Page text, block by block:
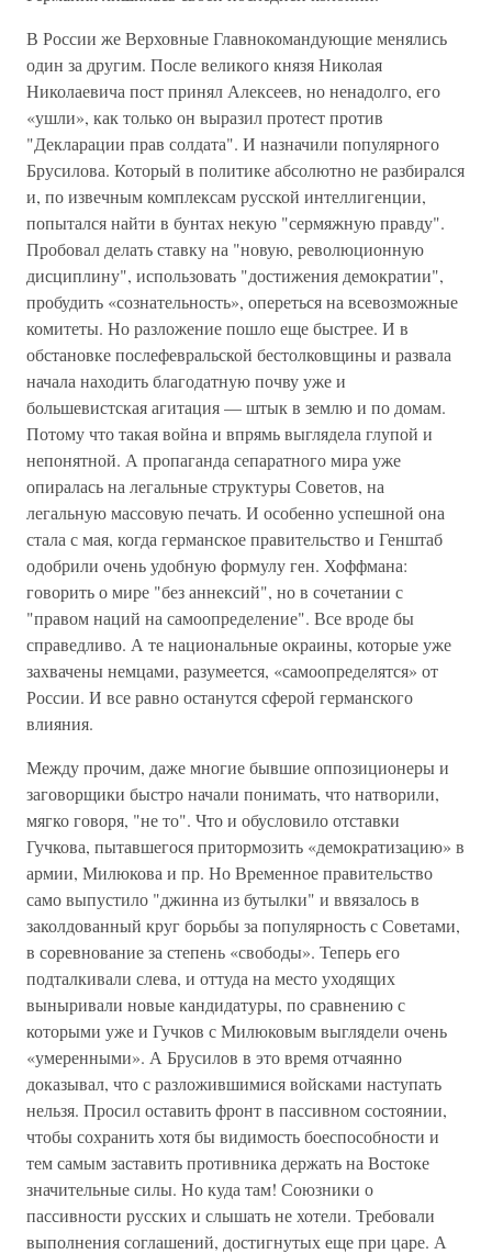
В России же Верховные Главнокомандующие менялись
один за другим. После великого князя Николая
Николаевича пост принял Алексеев, но ненадолго, его
«ушли», как только он выразил протест против
"Декларации прав солдата". И назначили популярного
Брусилова. Который в политике абсолютно не разбирался
и, по извечным комплексам русской интеллигенции,
попытался найти в бунтах некую "сермяжную правду".
Пробовал делать ставку на "новую, революционную
дисциплину", использовать "достижения демократии",
пробудить «сознательность», опереться на всевозможные
комитеты. Но разложение пошло еще быстрее. И в
обстановке послефевральской бестолковщины и развала
начала находить благодатную почву уже и
большевистская агитация — штык в землю и по домам.
Потому что такая война и впрямь выглядела глупой и
непонятной. А пропаганда сепаратного мира уже
опиралась на легальные структуры Советов, на
легальную массовую печать. И особенно успешной она
стала с мая, когда германское правительство и Генштаб
одобрили очень удобную формулу ген. Хоффмана:
говорить о мире "без аннексий", но в сочетании с
"правом наций на самоопределение". Все вроде бы
справедливо. А те национальные окраины, которые уже
захвачены немцами, разумеется, «самоопределятся» от
России. И все равно останутся сферой германского
влияния.
Между прочим, даже многие бывшие оппозиционеры и
заговорщики быстро начали понимать, что натворили,
мягко говоря, "не то". Что и обусловило отставки
Гучкова, пытавшегося притормозить «демократизацию» в
армии, Милюкова и пр. Но Временное правительство
само выпустило "джинна из бутылки" и ввязалось в
заколдованный круг борьбы за популярность с Советами,
в соревнование за степень «свободы». Теперь его
подталкивали слева, и оттуда на место уходящих
выныривали новые кандидатуры, по сравнению с
которыми уже и Гучков с Милюковым выглядели очень
«умеренными». А Брусилов в это время отчаянно
доказывал, что с разложившимися войсками наступать
нельзя. Просил оставить фронт в пассивном состоянии,
чтобы сохранить хотя бы видимость боеспособности и
тем самым заставить противника держать на Востоке
значительные силы. Но куда там! Союзники о
пассивности русских и слышать не хотели. Требовали
выполнения соглашений, достигнутых еще при царе. А